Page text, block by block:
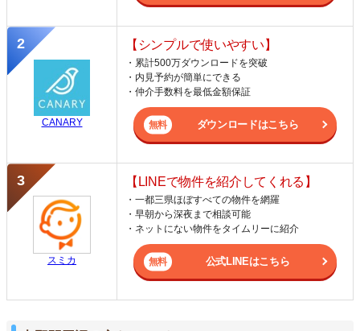
CANARY
【シンプルで使いやすい】
・累計500万ダウンロードを突破
・内見予約が簡単にできる
・仲介手数料を最低金額保証
ダウンロードはこちら
スミカ
【LINEで物件を紹介してくれる】
・一都三県ほぼすべての物件を網羅
・早朝から深夜まで相談可能
・ネットにない物件をタイムリーに紹介
公式LINEはこちら